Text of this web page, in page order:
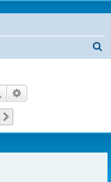
Iskanje